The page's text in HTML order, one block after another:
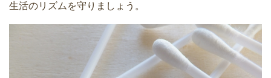
生活のリズムを守りましょう。